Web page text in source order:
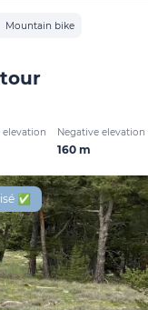
Mountain bike
elevation Negative elevation
160 m
✅